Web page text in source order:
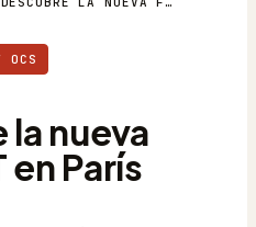
OCS
nueva
en París